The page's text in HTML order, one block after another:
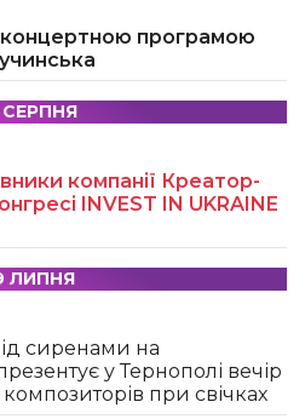
програмою
СЕРПНЯ
компанії Креатор-
INVEST IN UKRAINE
ЛИПНЯ
сиренами на
у Тернополі вечір
при свічках